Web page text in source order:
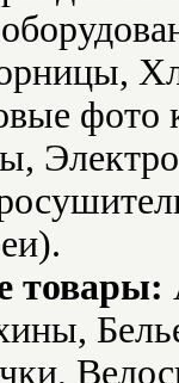
фото
товары: